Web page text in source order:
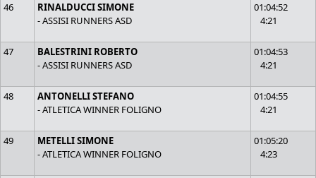
46
RINALDUCCI SIMONE
- ASSISI RUNNERS ASD
01:04:52
4:21
47
BALESTRINI ROBERTO
- ASSISI RUNNERS ASD
01:04:53
4:21
48
ANTONELLI STEFANO
- ATLETICA WINNER FOLIGNO
01:04:55
4:21
49
METELLI SIMONE
- ATLETICA WINNER FOLIGNO
01:05:20
4:23